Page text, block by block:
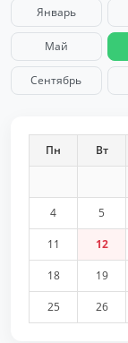
Январь
Май
Сентябрь
Пн Вт
4 5
11 12
18 19
25 26